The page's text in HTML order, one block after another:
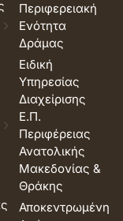
Περιφερειακή
Ενότητα
Δράμας
Ειδική
Υπηρεσίας
Διαχείρισης
Ε.Π.
Περιφέρειας
Ανατολικής
Μακεδονίας &
Θράκης
Αποκεντρωμένη